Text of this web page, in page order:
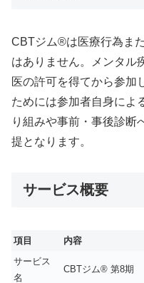
CBTジム®は医療行為ま
はありません。メンタル
医の許可を得てから参加
ためには参加者自身によ
り組みや事前・事後診断
提となります。
サービス概要
項目
内容
サービス
名
CBTジム® 第8期